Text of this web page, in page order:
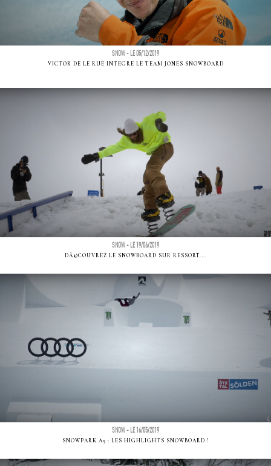
SNOW - LE 05/12/2019
VICTOR DE LE RUE INTEGRE LE TEAM JONES SNOWBOARD
SNOW - LE 19/06/2019
DÃ©COUVREZ LE SNOWBOARD SUR RESSORT...
SNOW - LE 16/05/2019
SNOWPARK A9 : LES HIGHLIGHTS SNOWBOARD !